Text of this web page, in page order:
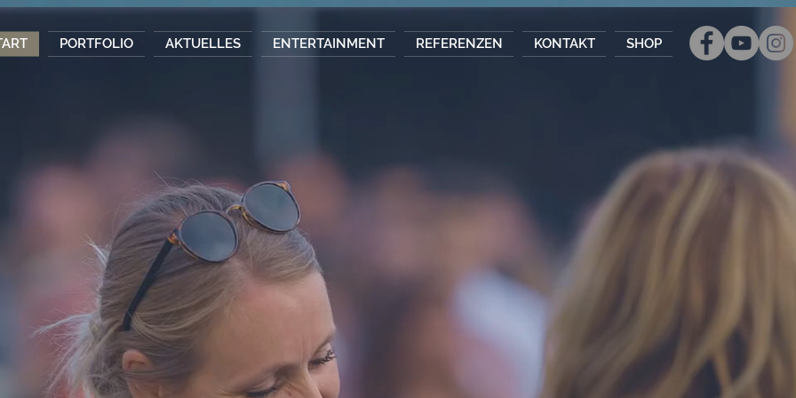
PORTFOLIO AKTUELLES ENTERTAINMENT REFERENZEN KONTAKT SHOP